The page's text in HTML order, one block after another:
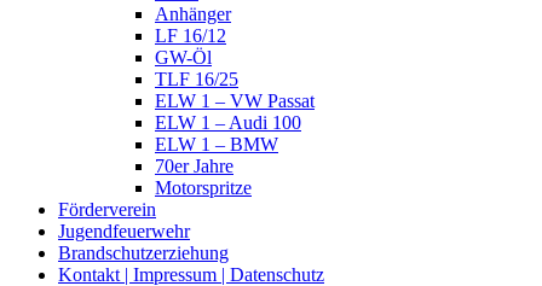
Anhänger
LF 16/12
GW-Öl
TLF 16/25
ELW 1 – VW Passat
ELW 1 – Audi 100
ELW 1 – BMW
70er Jahre
Motorspritze
Förderverein
Jugendfeuerwehr
Brandschutzerziehung
Kontakt | Impressum | Datenschutz